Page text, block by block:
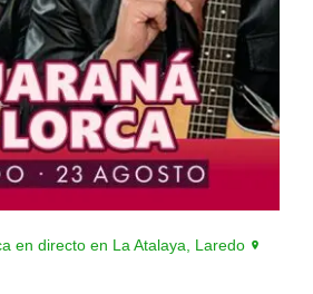
en directo en La Atalaya, Laredo